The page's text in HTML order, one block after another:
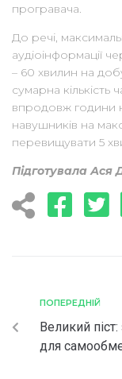
програвача.
До речі,
аудіоінформації
– 60 хвилин на
сумарна
впродовж години
навушників на
перевищувати 5
Підготувала Ася
ПОПЕРЕДНІЙ
Великий
для